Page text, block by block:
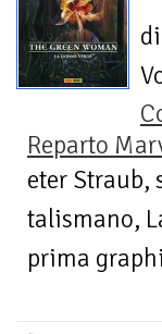
di
Reparto
eter Straub,
talismano,
prima